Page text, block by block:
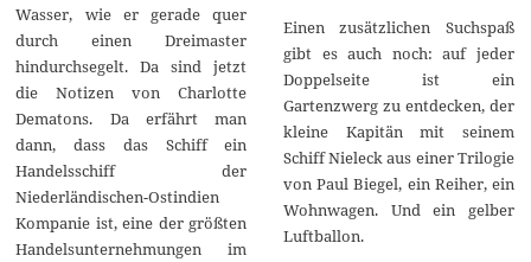
Wasser, wie er gerade quer
durch einen Dreimaster
hindurchsegelt. Da sind jetzt
die Notizen von Charlotte
Dematons. Da erfährt man
dann, dass das Schiff ein
Handelsschiff der
Niederländischen-Ostindien
Kompanie ist, eine der größten
Handelsunternehmungen im
Einen zusätzlichen Suchspaß
gibt es auch noch: auf jeder
Doppelseite ist ein
Gartenzwerg zu entdecken, der
kleine Kapitän mit seinem
Schiff Nieleck aus einer Trilogie
von Paul Biegel, ein Reiher, ein
Wohnwagen. Und ein gelber
Luftballon.